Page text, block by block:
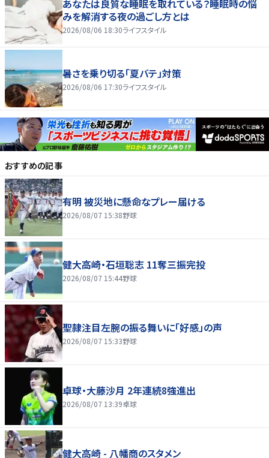
あなたは良質な睡眠を取れている？睡眠時の悩
みを解消する夜の過ごし方とは
2026/08/06 18:30ライフスタイル
暑さを乗り切る「夏バテ」対策
2026/08/06 17:30ライフスタイル
おすすめの記事
有明 被災地に懸命なプレー届ける
2026/08/07 15:38野球
健大高崎・石垣聡志 11奪三振完投
2026/08/07 15:44野球
聖隷注目左腕の振る舞いに「好感」の声
2026/08/07 15:33野球
卓球・大藤沙月 2年連続8強進出
2026/08/07 13:39卓球
健大高崎 - 八幡商のスタメン